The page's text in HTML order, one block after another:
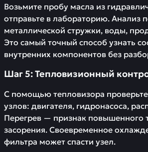
Возьмите пробу масла из
отправьте в лабораторию. Анализ
металлической стружки, воды,
Это самый точный способ узнать
внутренних компонентов без
Шаг 5: Тепловизионный
С помощью тепловизора
узлов: двигателя, гидронасоса,
Перегрев — признак повышенного
засорения. Своевременное
фильтра может спасти узел.